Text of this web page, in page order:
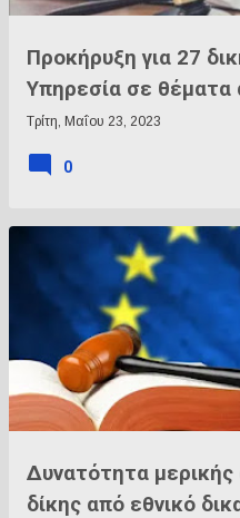
Προκήρυξη για 27
Υπηρεσία σε θέματα
Τρίτη, Μαΐου 23, 2023
0
Δυνατότητα μερικής
δίκης από εθνικό